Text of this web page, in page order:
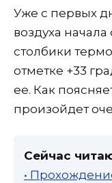
Уже с первых
воздуха
столбики
отметке +33
ее. Как
произойдет
Сейчас
•